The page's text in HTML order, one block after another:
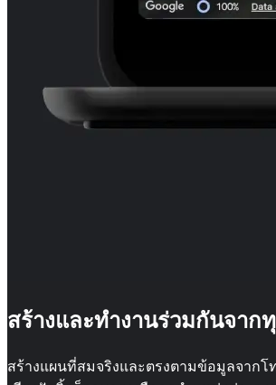
สร้างและทำงานร่วมกันจาก
สร้างแผนที่สมจริงและตรงตามข้อมูลจาก